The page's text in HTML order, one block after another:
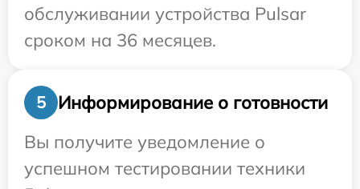
обслуживании устройства Pulsar
сроком на 36 месяцев.
5
Информирование о готовности
Вы получите уведомление о
успешном тестировании техники